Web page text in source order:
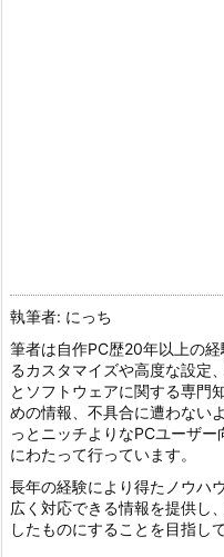
執筆者: にっち
筆者は自作PC歴20年以上の
るカスタマイズや高度な設定
とソフトウェアに関する専門
めの情報、不具合に遭わない
っとニッチよりなPCユーザ
にわたって行っています。
長年の経験により得たノウハ
広く対応できる情報を提供し
したものにすることを目指し